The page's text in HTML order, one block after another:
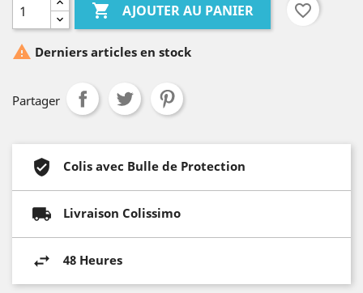
 AJOUTER AU PANIER favorite_border
 Derniers articles en stock
Partager
Colis avec Bulle de Protection
Livraison Colissimo
48 Heures